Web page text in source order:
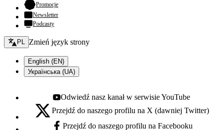
Promocje- otwiera się w nowej karcie
Newsletter
Podcasty
Zmień język - bieżący:
PL Zmień język strony
English (EN)
Українська (UA)
Youtube - otwiera się w nowej karcie
Odwiedź nasz kanał w serwisie YouTube
X - otwiera się w nowej karcie
Przejdź do naszego profilu na X (dawniej Twitter)
Przejdź do naszego profilu na Facebooku